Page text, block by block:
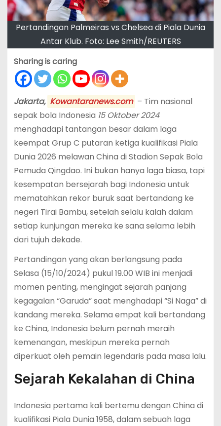
Pertandingan Palmeiras vs Chelsea di Piala Dunia
Antar Klub. Foto: Lee Smith/REUTERS
Sharing is caring
Jakarta, Kowantaranews.com – Tim nasional
sepak bola Indonesia 15 Oktober 2024
menghadapi tantangan besar dalam laga
keempat Grup C putaran ketiga kualifikasi Piala
Dunia 2026 melawan China di Stadion Sepak Bola
Pemuda Qingdao. Ini bukan hanya laga biasa, tapi
kesempatan bersejarah bagi Indonesia untuk
mematahkan rekor buruk saat bertandang ke
negeri Tirai Bambu, setelah selalu kalah dalam
setiap kunjungan mereka ke sana selama lebih
dari tujuh dekade.
Pertandingan yang akan berlangsung pada
Selasa (15/10/2024) pukul 19.00 WIB ini menjadi
momen penting, mengingat sejarah panjang
kegagalan “Garuda” saat menghadapi “Si Naga” di
kandang mereka. Selama empat kali bertandang
ke China, Indonesia belum pernah meraih
kemenangan, meskipun mereka pernah
diperkuat oleh pemain legendaris pada masa lalu.
Sejarah Kekalahan di China
Indonesia pertama kali bertemu dengan China di
kualifikasi Piala Dunia 1958, dalam sebuah laga